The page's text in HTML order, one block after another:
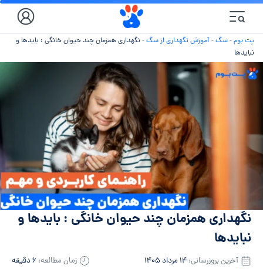
پت بوم-سگ-آموزش نگهداری از سگ- نگهداری همزمان چند حیوان خانگی : بایدها و
نبایدها
نگهداری همزمان چند حیوان خانگی : بایدها و
نبایدها
آخرین بروزرسانی: ۱۴ مرداد ۱۴۰۵ زمان مطالعه: ۶ دقیقه